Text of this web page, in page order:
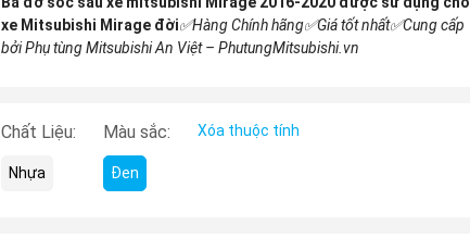
xe Mitsubishi Mirage đời✅Hàng Chính hãng✅Giá tốt nhất✅Cung cấp
bởi Phụ tùng Mitsubishi An Việt – PhutungMitsubishi.vn
Chất Liệu:
Nhựa
Màu sắc:
Đen
Xóa thuộc tính